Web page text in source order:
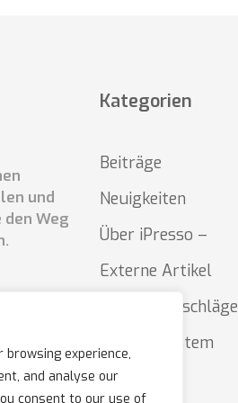
browsing experience,
and analyse our
consent to our use of
und
Weg
Kategorien
Beiträge
Neuigkeiten
Über iPresso –
Externe Artikel
Tipps / Ratschläge
iPresso System